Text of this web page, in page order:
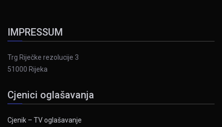
IMPRESSUM
Trg Riječke rezolucije 3
51000 Rijeka
Cjenici oglašavanja
Cjenik – TV oglašavanje